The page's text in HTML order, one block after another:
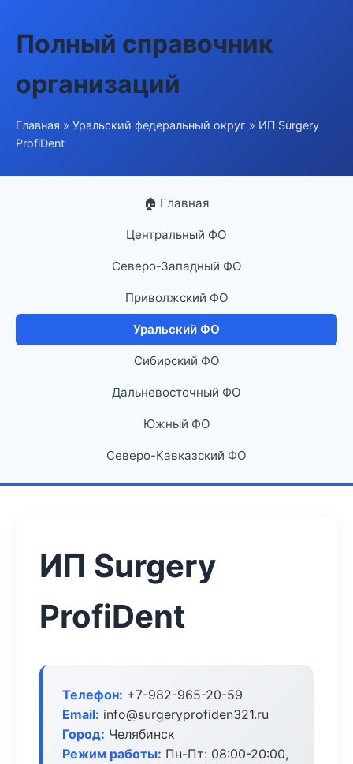
Полный справочник
организаций
Главная » Уральский федеральный округ » ИП Surgery
ProfiDent
🏠 Главная
Центральный ФО
Северо-Западный ФО
Приволжский ФО
Уральский ФО
Сибирский ФО
Дальневосточный ФО
Южный ФО
Северо-Кавказский ФО
ИП Surgery
ProfiDent
Телефон: +7-982-965-20-59
Email: info@surgeryprofiden321.ru
Город: Челябинск
Режим работы: Пн-Пт: 08:00-20:00,